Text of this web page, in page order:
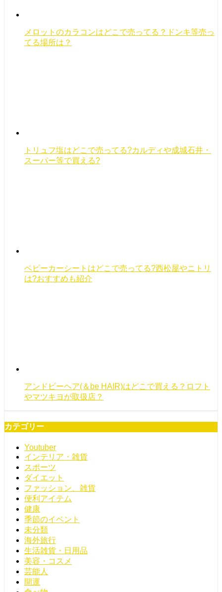
メロットのカラコンはどこで売ってる？ドンキ等売っ
てる場所は？
トリュフ塩はどこで売ってる?カルディや成城石井・
スーパー等で買える?
ベビーカーシートはどこで売ってる?西松屋やニトリ
は?おすすめも紹介
アンドビーヘア(＆be HAIR)はどこで買える？ロフト
やマツキヨが取扱店？
カテゴリー
Youtuber
インテリア・雑貨
スポーツ
ダイエット
ファッション、雑貨
便利アイテム
健康
季節のイベント
未分類
海外旅行
生活雑貨・日用品
美容・コスメ
芸能人
開運